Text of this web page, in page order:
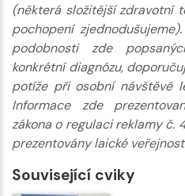
(některá složitější zdravotní
pochopení
podobnosti zde
konkrétní diagnózu,
potíže při osobní návštěvě
Informace zde
zákona o regulaci reklamy č.
prezentovány laické
Související cviky